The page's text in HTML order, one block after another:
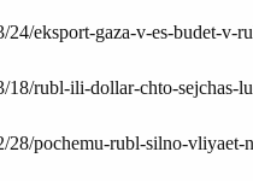
24/eksport-gaza-v-es-budet-v-
18/rubl-ili-dollar-chto-sejchas-
28/pochemu-rubl-silno-vliyaet-